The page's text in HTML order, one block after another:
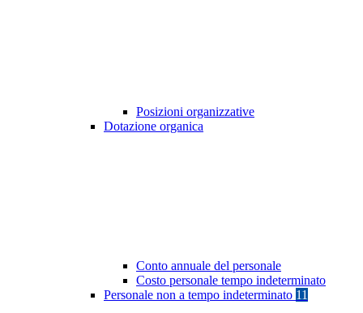
Posizioni organizzative
Dotazione organica
Conto annuale del personale
Costo personale tempo indeterminato
Personale non a tempo indeterminato 11